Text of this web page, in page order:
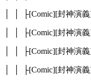
│ │ ├[Comic][封神演
│ │ ├[Comic][封神演
│ │ ├[Comic][封神演
│ │ ├[Comic][封神演